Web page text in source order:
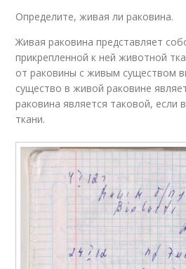
Определите, живая ли раковина.
Живая раковина представляет
прикрепленной к ней животной
от раковины с живым существом
существо в живой раковине
раковина является таковой, если
ткани.